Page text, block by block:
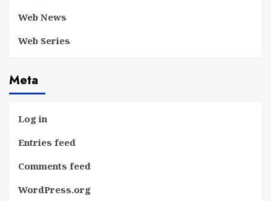
Web News
Web Series
Meta
Log in
Entries feed
Comments feed
WordPress.org